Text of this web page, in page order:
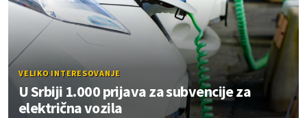
VELIKO INTERESOVANJE
U Srbiji 1.000 prijava za subvencije za
električna vozila